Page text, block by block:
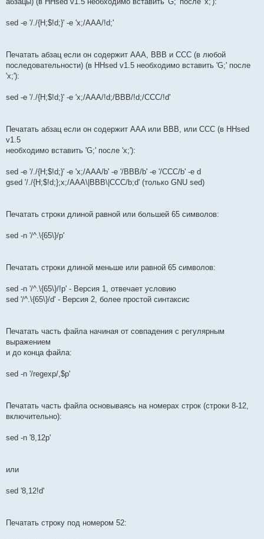
sed -e '/./{H;$!d;}' -e 'x;/AAA/!d;'
Печатать абзац если он содержит AAA, BBB и CCC (в любой
последовательности) (в HHsed v1.5 необходимо вставить 'G;' после
'x;'):
sed -e '/./{H;$!d;}' -e 'x;/AAA/!d;/BBB/!d;/CCC/!d'
Печатать абзац если он содержит AAA или BBB, или CCC (в HHsed
v1.5
необходимо вставить 'G;' после 'x;'):
sed -e '/./{H;$!d;}' -e 'x;/AAA/b' -e '/BBB/b' -e '/CCC/b' -e d
gsed '/./{H;$!d;};x;/AAA\|BBB\|CCC/b;d' (только GNU sed)
Печатать строки длиной равной или большей 65 символов:
sed -n '/^.\{65\}/p'
Печатать строки длиной меньше или равной 65 символов:
sed -n '/^.\{65\}/!p' - Версия 1, отвечает условию
sed '/^.\{65\}/d' - Версия 2, более простой синтаксис
Печатать часть файла начиная от совпадения с регулярным
выражением
и до конца файла:
sed -n '/regexp/,$p'
Печатать часть файла основываясь на номерах строк (строки 8-12,
включительно):
sed -n '8,12p'
или
sed '8,12!d'
Печатать строку под номером 52: